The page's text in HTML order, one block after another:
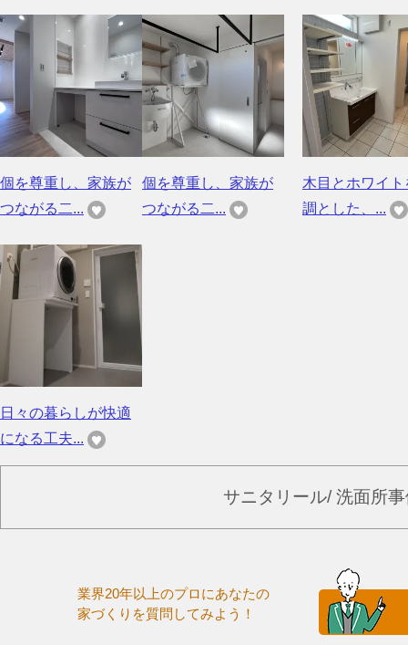
個を尊重し、家族が
つながる二...
個を尊重し、家族が
つながる二...
木目とホワイト
調とした、...
日々の暮らしが快適
になる工夫...
サニタリール/ 洗面所
業界20年以上のプロにあなたの
家づくりを質問してみよう！